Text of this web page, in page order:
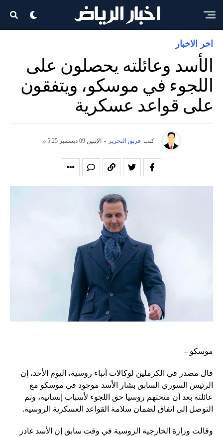
اخر الاخبار
الأسد وعائلته يحصلون على
اللجوء في موسكو، ويتفقون
على قواعد عسكرية
كتب فريق التحرير - الإثنين 09 ديسمبر 5:25 م
موسكو –
قال مصدر في الكرملين لوكالات أنباء روسية، اليوم الأحد، إن
الرئيس السوري السابق بشار الأسد موجود في موسكو مع
عائلته بعد أن منحتهم روسيا حق اللجوء لأسباب إنسانية، وتم
التوصل إلى اتفاق لضمان سلامة القواعد العسكرية الروسية.
وقالت وزارة الخارجية الروسية في وقت سابق إن الأسد غادر